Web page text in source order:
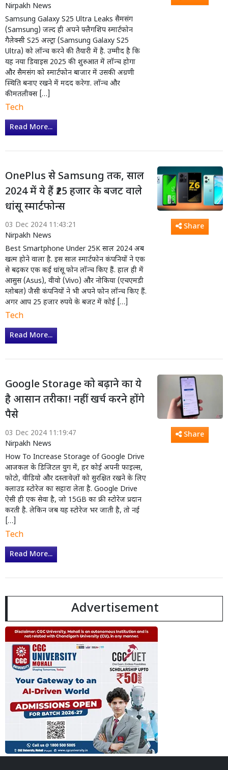
Nirpakh News
Samsung Galaxy S25 Ultra Leaks सैमसंग
(Samsung) जल्द ही अपने फ्लैगशिप स्मार्टफोन
गैलेक्सी S25 अल्ट्रा (Samsung Galaxy S25
Ultra) को लॉन्च करने की तैयारी में है. उम्मीद है कि
यह नया डिवाइस 2025 की शुरुआत में लॉन्च होगा
और सैमसंग को स्मार्टफोन बाजार में उसकी अग्रणी
स्थिति बनाए रखने में मदद करेगा. लॉन्च और
कीमतलीक्स […]
Tech
Read More...
OnePlus से Samsung तक, साल
2024 में ये हैं ₹25 हजार के बजट वाले
धांसू स्मार्टफोन्स
03 Dec 2024 11:43:21
Nirpakh News
Best Smartphone Under 25K साल 2024 अब
खत्म होने वाला है. इस साल स्मार्टफोन कंपनियों ने एक
से बढ़कर एक कई धांसू फोन लॉन्च किए हैं. हाल ही में
आसुस (Asus), वीवो (Vivo) और नोकिया (एचएमडी
ग्लोबल) जैसी कंपनियों ने भी अपने फोन लॉन्च किए हैं.
अगर आप 25 हजार रुपये के बजट में कोई […]
Tech
Read More...
Share
Google Storage को बढ़ाने का ये
है आसान तरीका! नहीं खर्च करने होंगे
पैसे
03 Dec 2024 11:19:47
Nirpakh News
How To Increase Storage of Google Drive
आजकल के डिजिटल युग में, हर कोई अपनी फाइल्स,
फोटो, वीडियो और दस्तावेज़ों को सुरक्षित रखने के लिए
क्लाउड स्टोरेज का सहारा लेता है. Google Drive
ऐसी ही एक सेवा है, जो 15GB का फ्री स्टोरेज प्रदान
करती है. लेकिन जब यह स्टोरेज भर जाती है, तो नई
[…]
Tech
Read More...
Share
Advertisement